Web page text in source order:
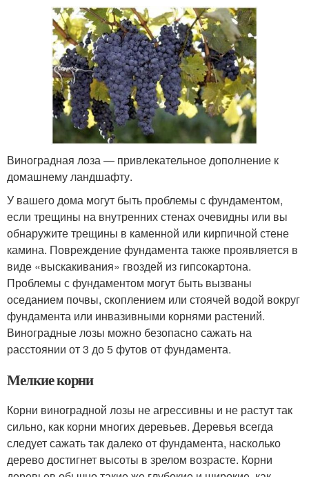
Виноградная лоза — привлекательное дополнение к
домашнему ландшафту.
У вашего дома могут быть проблемы с фундаментом,
если трещины на внутренних стенах очевидны или вы
обнаружите трещины в каменной или кирпичной стене
камина. Повреждение фундамента также проявляется в
виде «выскакивания» гвоздей из гипсокартона.
Проблемы с фундаментом могут быть вызваны
оседанием почвы, скоплением или стоячей водой вокруг
фундамента или инвазивными корнями растений.
Виноградные лозы можно безопасно сажать на
расстоянии от 3 до 5 футов от фундамента.
Мелкие корни
Корни виноградной лозы не агрессивны и не растут так
сильно, как корни многих деревьев. Деревья всегда
следует сажать так далеко от фундамента, насколько
дерево достигнет высоты в зрелом возрасте. Корни